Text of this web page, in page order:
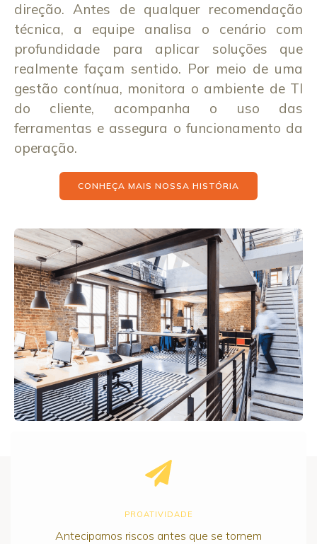
direção. Antes de qualquer recomendação
técnica, a equipe analisa o cenário com
profundidade para aplicar soluções que
realmente façam sentido. Por meio de uma
gestão contínua, monitora o ambiente de TI
do cliente, acompanha o uso das
ferramentas e assegura o funcionamento da
operação.
CONHEÇA MAIS NOSSA HISTÓRIA
PROATIVIDADE
Antecipamos riscos antes que se tornem